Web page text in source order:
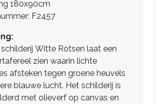
180x90cm
F2457
Witte Rotsen laat een
zien waarin lichte
afsteken tegen groene heuvels
blauwe lucht. Het schilderij is
met olieverf op canvas en